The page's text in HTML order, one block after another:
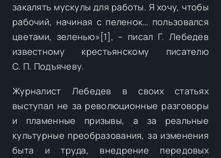
закалять мускулы для работы. Я хочу, чтобы
рабочий, начиная с пеленок… пользовался
цветами, зеленью»[1], – писал Г. Лебедев
известному крестьянскому писателю
С. П. Подъячеву.
Журналист Лебедев в своих статьях
выступал не за революционные разговоры
и пламенные призывы, а за реальные
культурные преобразования, за изменения
быта и труда, внедрение передовых